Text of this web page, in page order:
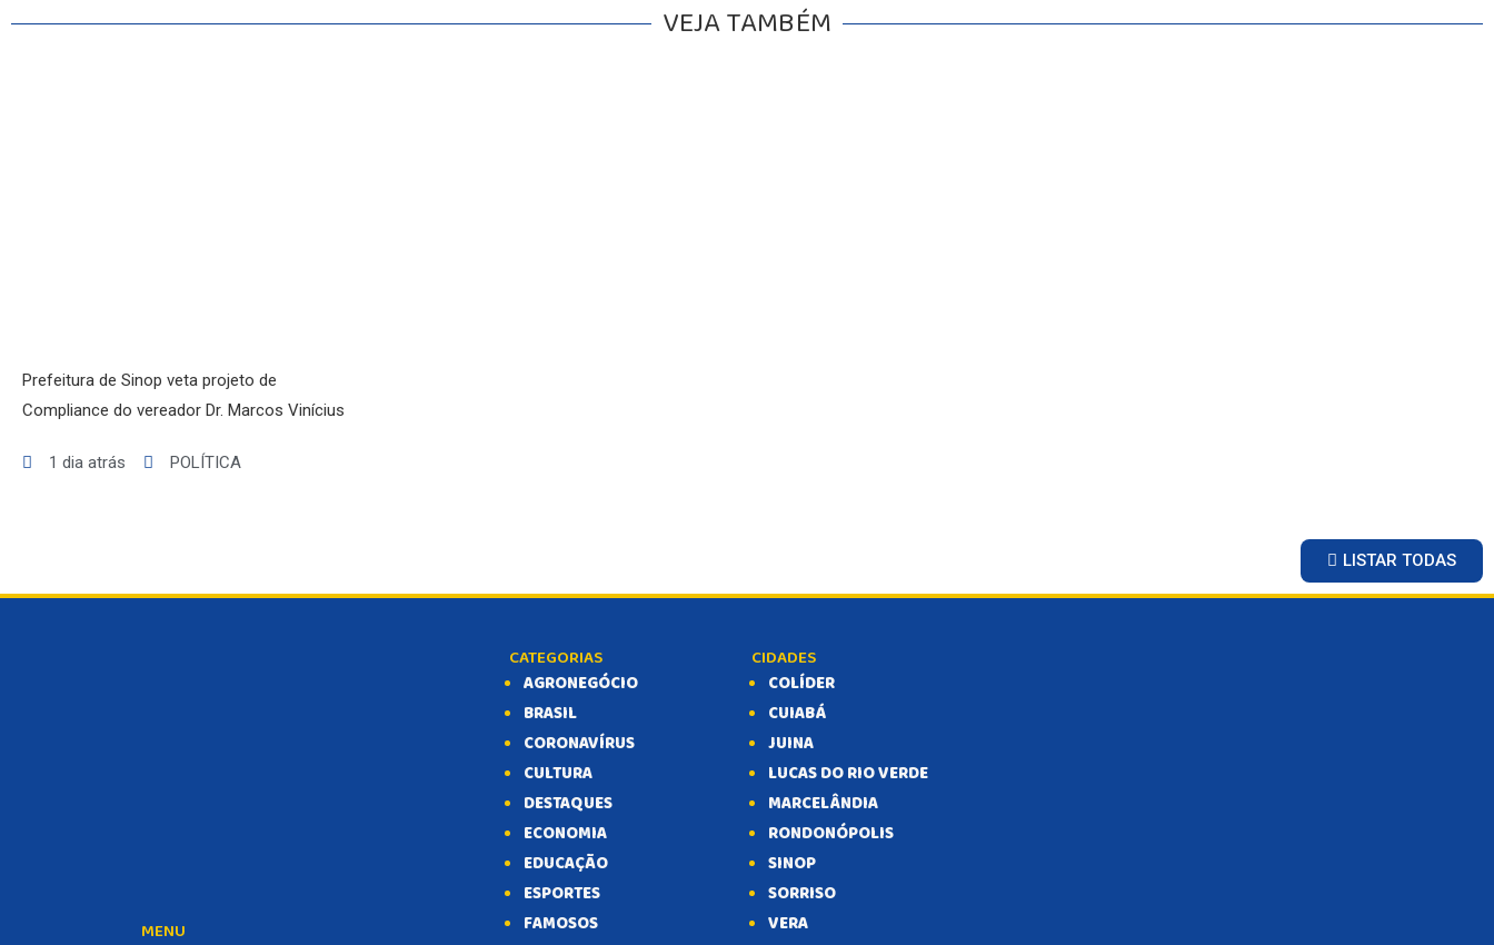
VEJA TAMBÉM
Prefeitura de Sinop veta projeto de
Compliance do vereador Dr. Marcos Vinícius
1 dia atrás POLÍTICA
LISTAR TODAS
MENU
CATEGORIAS
AGRONEGÓCIO
BRASIL
CORONAVÍRUS
CULTURA
DESTAQUES
ECONOMIA
EDUCAÇÃO
ESPORTES
FAMOSOS
CIDADES
COLÍDER
CUIABÁ
JUINA
LUCAS DO RIO VERDE
MARCELÂNDIA
RONDONÓPOLIS
SINOP
SORRISO
VERA